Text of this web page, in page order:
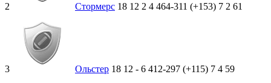
2 Стормерс 18 12 2 4 464-311 (+153) 7 2 61
3 Ольстер 18 12 - 6 412-297 (+115) 7 4 59